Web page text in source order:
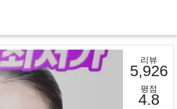
리뷰
5,926
평점
4.8